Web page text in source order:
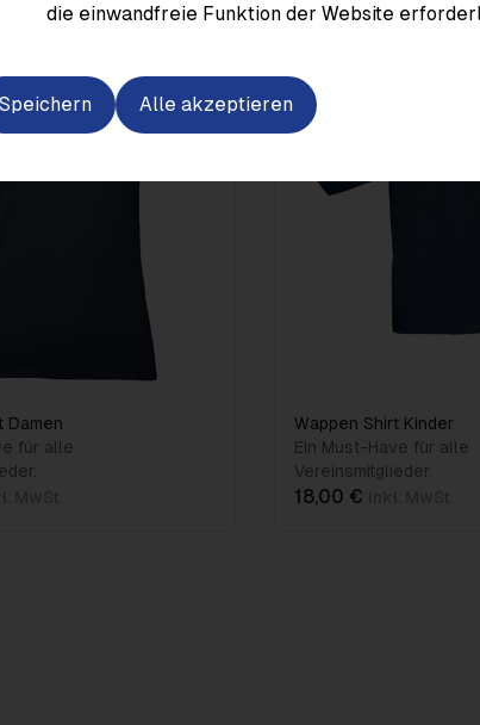
die einwandfreie Funktion der Website
Speichern Alle akzeptieren
Damen
für alle
Wappen Shirt Kinder
Ein Must-Have für alle
Vereinsmitglieder.
18,00 €